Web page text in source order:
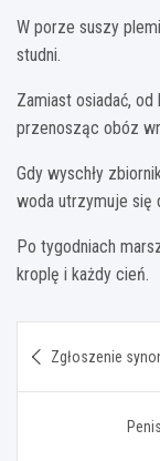
W porze suszy
studni.
Zamiast osiadać, od
przenosząc obóz
Gdy wyschły
woda utrzymuje się
Po tygodniach
kroplę i każdy cień.
wpisu
Zgłoszenie